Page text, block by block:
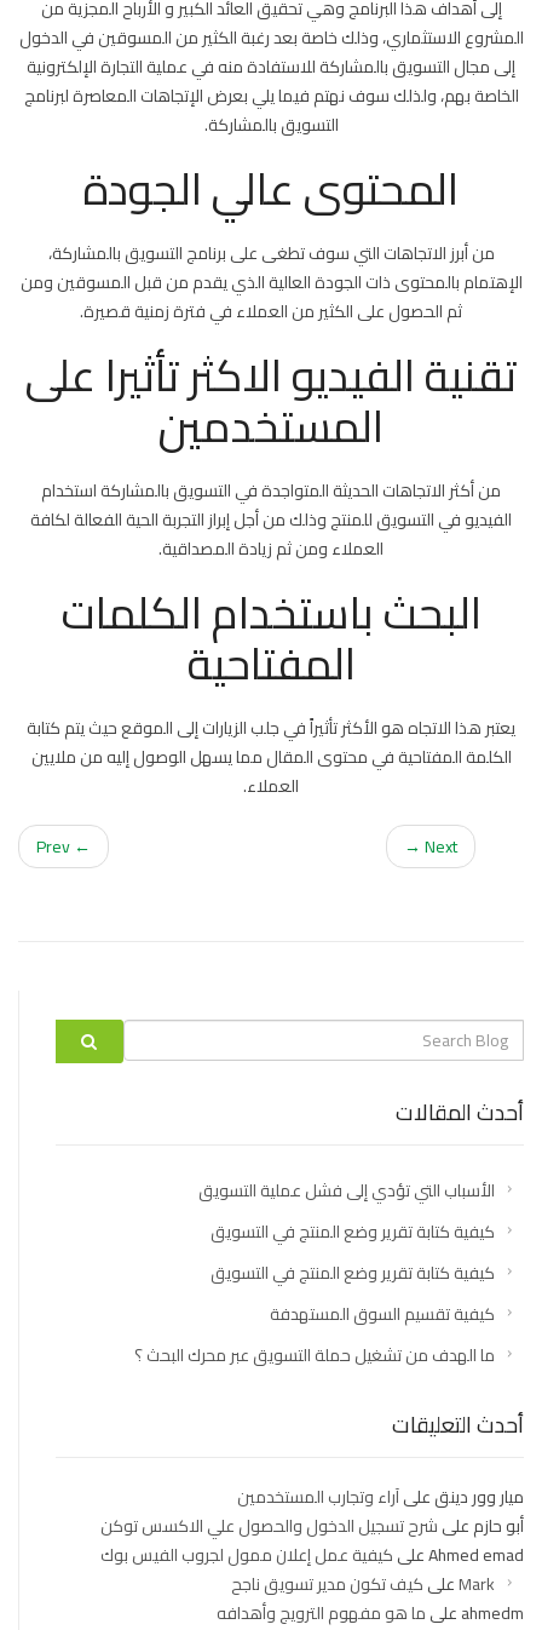
إلى أهداف هذا البرنامج وهي تحقيق العائد الكبير و الأرباح المجزية من
المشروع الاستثماري، وذلك خاصة بعد رغبة الكثير من المسوقين في الدخول
إلى مجال التسويق بالمشاركة للاستفادة منه في عملية التجارة الإلكترونية
الخاصة بهم، ولذلك سوف نهتم فيما يلي بعرض الإتجاهات المعاصرة لبرنامج
التسويق بالمشاركة.
المحتوى عالي الجودة
من أبرز الاتجاهات التي سوف تطغى على برنامج التسويق بالمشاركة،
الإهتمام بالمحتوى ذات الجودة العالية الذي يقدم من قبل المسوقين ومن
ثم الحصول على الكثير من العملاء في فترة زمنية قصيرة.
تقنية الفيديو الاكثر تأثيرا على
المستخدمين
من أكثر الاتجاهات الحديثة المتواجدة في التسويق بالمشاركة استخدام
الفيديو في التسويق للمنتج وذلك من أجل إبراز التجربة الحية الفعالة لكافة
العملاء ومن ثم زيادة المصداقية.
البحث باستخدام الكلمات
المفتاحية
يعتبر هذا الاتجاه هو الأكثر تأثيراً في جلب الزيارات إلى الموقع حيث يتم كتابة
الكلمة المفتاحية في محتوى المقال مما يسهل الوصول إليه من ملايين
العملاء.
← Prev
Next →
Search
label
أحدث المقالات
الأسباب التي تؤدي إلى فشل عملية التسويق
كيفية كتابة تقرير وضع المنتج في التسويق
كيفية كتابة تقرير وضع المنتج في التسويق
كيفية تقسيم السوق المستهدفة
ما الهدف من تشغيل حملة التسويق عبر محرك البحث ؟
أحدث التعليقات
ميار وور دينقعلىآراء وتجارب المستخدمين
أبو حازمعلىشرح تسجيل الدخول والحصول علي الاكسس توكن
Ahmed emadعلىكيفية عمل إعلان ممول لجروب الفيس بوك
Markعلىكيف تكون مدير تسويق ناجح
ahmedmعلىما هو مفهوم الترويج وأهدافه